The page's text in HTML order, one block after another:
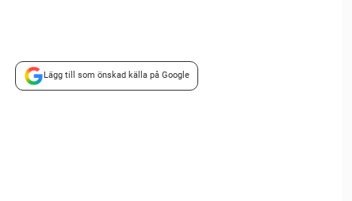
Lägg till som önskad källa på Google